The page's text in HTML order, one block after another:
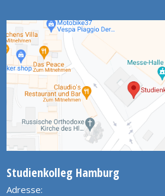
Studienkolleg Hamburg
Adresse: